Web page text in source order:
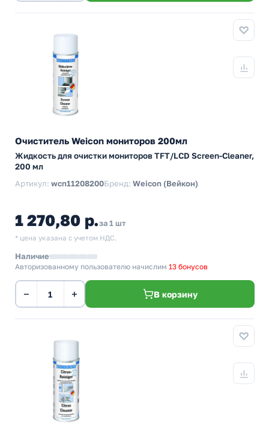
Очиститель Weicon мониторов 200мл
Жидкость для очистки мониторов TFT/LCD Screen-Cleaner,
200 мл
Артикул: wcn11208200Бренд: Weicon (Вейкон)
1 270,80 р.за 1 шт
* цена указана с учетом НДС.
Наличие
Авторизованному пользователю начислим 13 бонусов
− + В корзину